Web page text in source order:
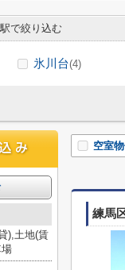
で絞り込む
氷川台(4)
空室
練馬
),土地(賃